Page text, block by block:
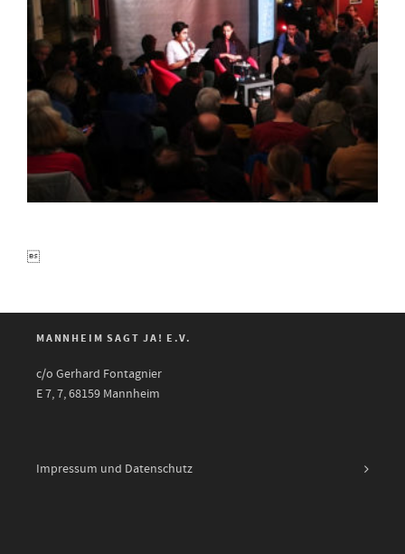

MANNHEIM SAGT JA! E.V.
c/o Gerhard Fontagnier
E 7, 7, 68159 Mannheim
Impressum und Datenschutz